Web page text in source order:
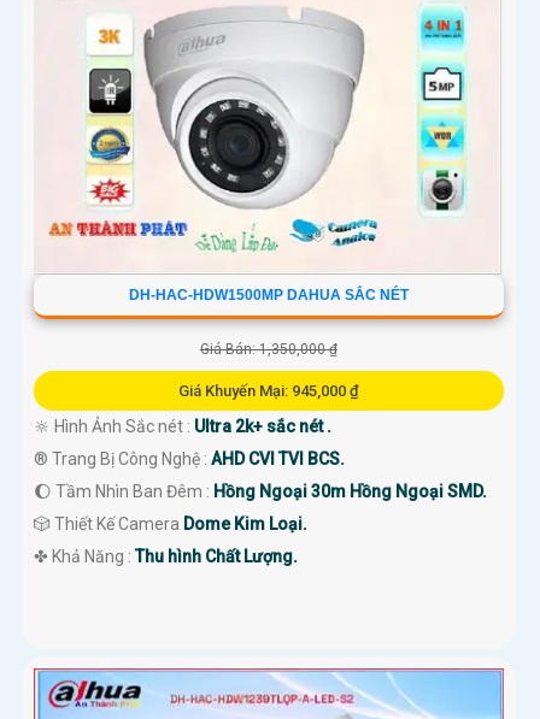
DH-HAC-HDW1500MP DAHUA SẮC NÉT
Giá Bán: 1,350,000 ₫
Giá Khuyến Mại: 945,000 ₫
🔆 Hình Ảnh Sắc nét : Ultra 2k+ sắc nét .
®️ Trang Bị Công Nghệ : AHD CVI TVI BCS.
🌔 Tầm Nhìn Ban Đêm : Hồng Ngoại 30m Hồng Ngoại SMD.
🎲 Thiết Kế Camera Dome Kim Loại.
️✤ Khả Năng :Thu hình Chất Lượng.